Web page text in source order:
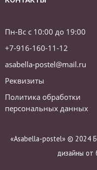
Пн-Вс с 10:00 до 19:00
+7-916-160-11-12
asabella-postel@mail.ru
Реквизиты
Политика обработки
персональных данных
«Asabella-postel» © 2024
дизайны от